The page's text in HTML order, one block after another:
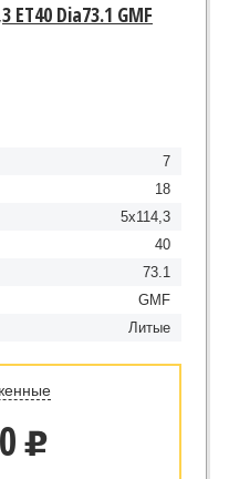
ET40 Dia73.1 GMF
7
18
5x114,3
40
73.1
GMF
Литые
u